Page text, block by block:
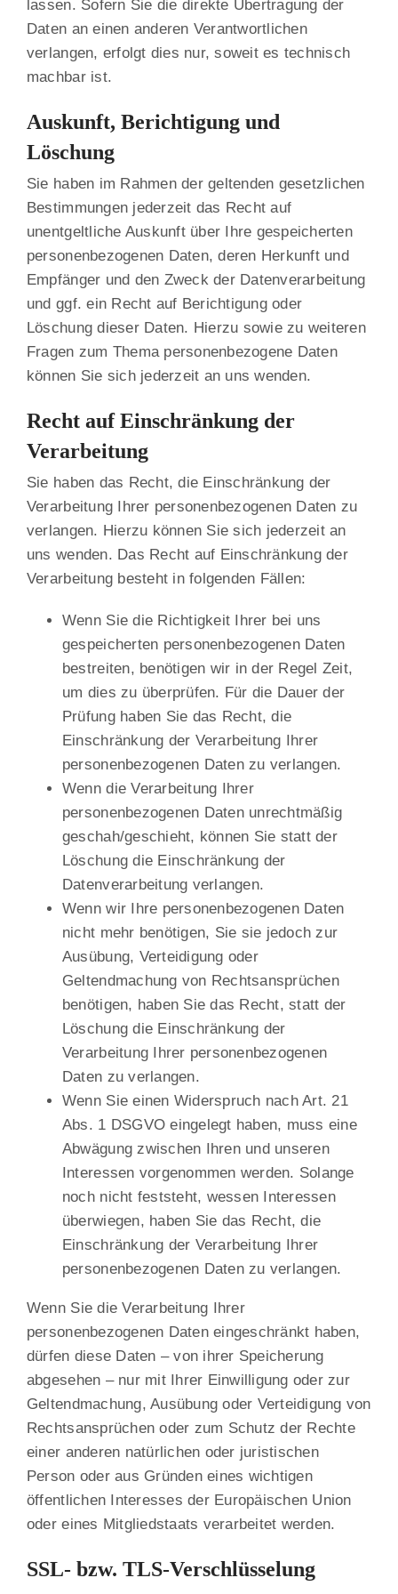
lassen. Sofern Sie die direkte Übertragung der
Daten an einen anderen Verantwortlichen
verlangen, erfolgt dies nur, soweit es technisch
machbar ist.
Auskunft, Berichtigung und
Löschung
Sie haben im Rahmen der geltenden gesetzlichen
Bestimmungen jederzeit das Recht auf
unentgeltliche Auskunft über Ihre gespeicherten
personenbezogenen Daten, deren Herkunft und
Empfänger und den Zweck der Datenverarbeitung
und ggf. ein Recht auf Berichtigung oder
Löschung dieser Daten. Hierzu sowie zu weiteren
Fragen zum Thema personenbezogene Daten
können Sie sich jederzeit an uns wenden.
Recht auf Einschränkung der
Verarbeitung
Sie haben das Recht, die Einschränkung der
Verarbeitung Ihrer personenbezogenen Daten zu
verlangen. Hierzu können Sie sich jederzeit an
uns wenden. Das Recht auf Einschränkung der
Verarbeitung besteht in folgenden Fällen:
Wenn Sie die Richtigkeit Ihrer bei uns
gespeicherten personenbezogenen Daten
bestreiten, benötigen wir in der Regel Zeit,
um dies zu überprüfen. Für die Dauer der
Prüfung haben Sie das Recht, die
Einschränkung der Verarbeitung Ihrer
personenbezogenen Daten zu verlangen.
Wenn die Verarbeitung Ihrer
personenbezogenen Daten unrechtmäßig
geschah/geschieht, können Sie statt der
Löschung die Einschränkung der
Datenverarbeitung verlangen.
Wenn wir Ihre personenbezogenen Daten
nicht mehr benötigen, Sie sie jedoch zur
Ausübung, Verteidigung oder
Geltendmachung von Rechtsansprüchen
benötigen, haben Sie das Recht, statt der
Löschung die Einschränkung der
Verarbeitung Ihrer personenbezogenen
Daten zu verlangen.
Wenn Sie einen Widerspruch nach Art. 21
Abs. 1 DSGVO eingelegt haben, muss eine
Abwägung zwischen Ihren und unseren
Interessen vorgenommen werden. Solange
noch nicht feststeht, wessen Interessen
überwiegen, haben Sie das Recht, die
Einschränkung der Verarbeitung Ihrer
personenbezogenen Daten zu verlangen.
Wenn Sie die Verarbeitung Ihrer
personenbezogenen Daten eingeschränkt haben,
dürfen diese Daten – von ihrer Speicherung
abgesehen – nur mit Ihrer Einwilligung oder zur
Geltendmachung, Ausübung oder Verteidigung von
Rechtsansprüchen oder zum Schutz der Rechte
einer anderen natürlichen oder juristischen
Person oder aus Gründen eines wichtigen
öffentlichen Interesses der Europäischen Union
oder eines Mitgliedstaats verarbeitet werden.
SSL- bzw. TLS-Verschlüsselung